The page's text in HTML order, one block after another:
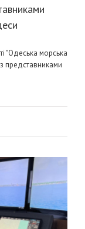
"Одеська морська
представниками